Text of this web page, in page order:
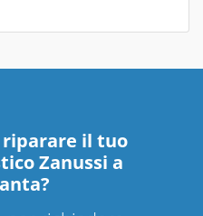
riparare il tuo
Zanussi a
?